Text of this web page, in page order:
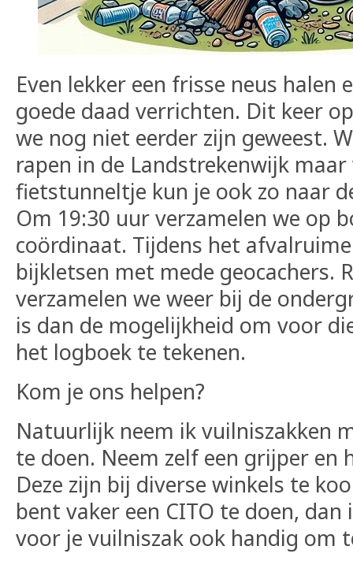
Even lekker een frisse neus halen
goede daad verrichten. Dit keer
we nog niet eerder zijn geweest.
rapen in de Landstrekenwijk
fietstunneltje kun je ook zo naar
Om 19:30 uur verzamelen we op
coördinaat. Tijdens het
bijkletsen met mede geocachers.
verzamelen we weer bij de
is dan de mogelijkheid om voor
het logboek te tekenen.
Kom je ons helpen?
Natuurlijk neem ik vuilniszakken
te doen. Neem zelf een grijper en
Deze zijn bij diverse winkels te
bent vaker een CITO te doen,
voor je vuilniszak ook handig om